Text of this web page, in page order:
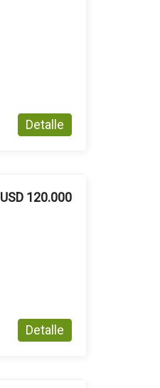
Detalle
USD 120.000
Detalle